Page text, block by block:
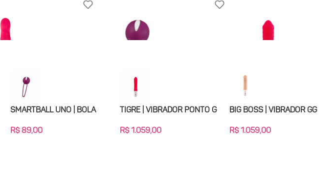
POMPOARISMO
SMARTBALL UNO | BOLA
R$89,00
TIGRE | VIBRADOR PONTO G
R$1.059,00
BIG BOSS | VIBRADOR GG
R$1.059,00